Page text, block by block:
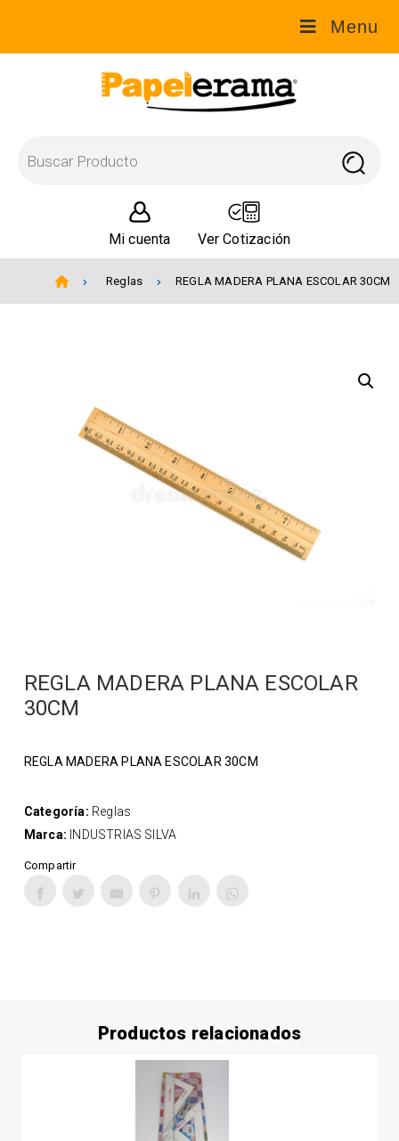
Mi cuenta Ver Cotización
Menu
Reglas REGLA MADERA PLANA ESCOLAR 30CM
REGLA MADERA PLANA ESCOLAR
30CM
REGLA MADERA PLANA ESCOLAR 30CM
Categoría: Reglas
Marca: INDUSTRIAS SILVA
Compartir
Productos relacionados